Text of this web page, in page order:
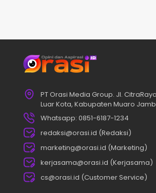
PT Orasi Media Group. Jl.
Luar Kota, Kabupaten Muaro
Whatsapp: 0851-6187-1234
redaksi@orasi.id (Redaksi)
marketing@orasi.id (Marketing)
kerjasama@orasi.id (Kerjasama)
cs@orasi.id (Customer Service)